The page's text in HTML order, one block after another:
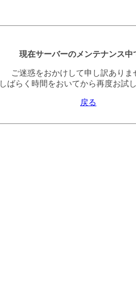
現在サーバーのメンテナンス中
ご迷惑をおかけして申し訳ありま
しばらく時間をおいてから再度お試
戻る